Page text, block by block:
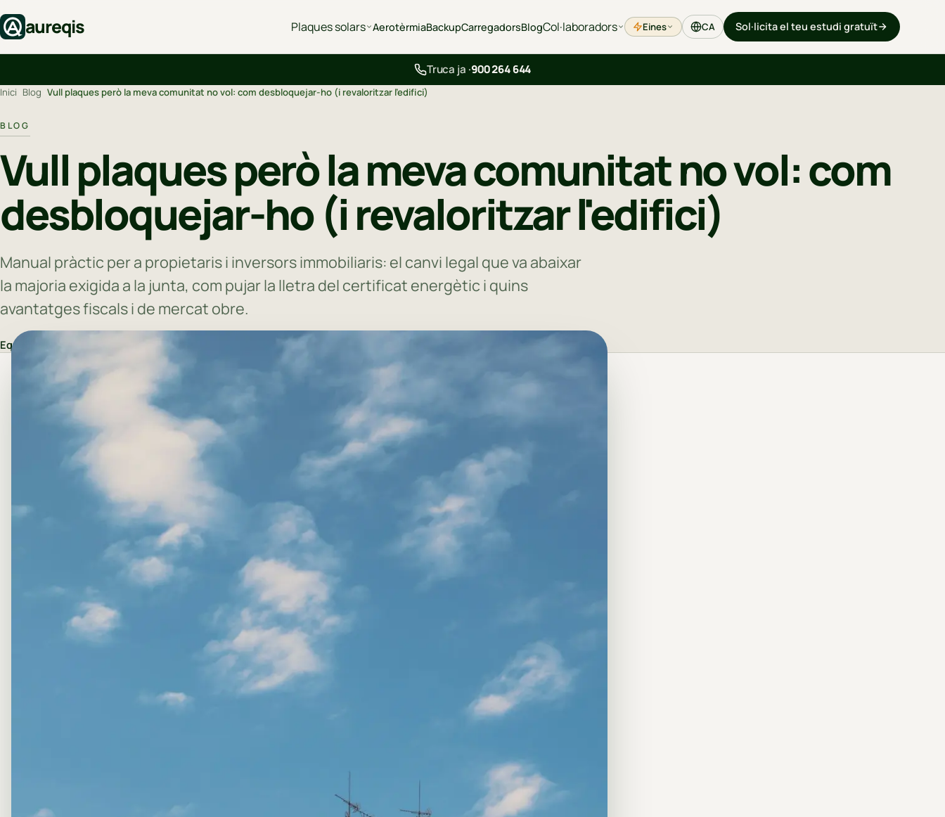
aureqis Plaques solars AerotèrmiaBackupCarregadorsBlogCol·laboradors Eines CA Sol·licita el teu estudi gratuït
Truca ja ·900 264 644
Inici Blog Vull plaques però la meva comunitat no vol: com desbloquejar-ho (i revaloritzar l'edifici)
BLOG
Vull plaques però la meva comunitat no vol: com
desbloquejar-ho (i revaloritzar l'edifici)
Manual pràctic per a propietaris i inversors immobiliaris: el canvi legal que va abaixar
la majoria exigida a la junta, com pujar la lletra del certificat energètic i quins
avantatges fiscals i de mercat obre.
Equip AUREQIS 5 d’abril del 2026